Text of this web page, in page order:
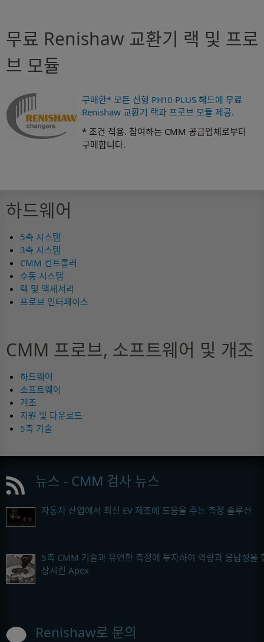
무료 Renishaw 교환기 랙 및 프로
브 모듈
구매한* 모든 신형 PH10 PLUS 헤드에 무료
Renishaw 교환기 랙과 프로브 모듈 제공.
* 조건 적용. 참여하는 CMM 공급업체로부터
구매합니다.
하드웨어
5축 시스템
3축 시스템
CMM 컨트롤러
수동 시스템
랙 및 액세서리
프로브 인터페이스
CMM 프로브, 소프트웨어 및 개조
하드웨어
소프트웨어
개조
지원 및 다운로드
5축 기술
뉴스 - CMM 검사 뉴스
자동차 산업에서 최신 EV 제조에 도움을 주는 측정 솔루션
5축 CMM 기술과 유연한 측정에 투자하여 역량과 응답성을
상시킨 Apex
Renishaw로 문의